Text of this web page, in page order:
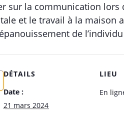
sur la communication lors
et le travail à la maison
de
DÉTAILS
Date :
21 mars 2024
LIEU
En